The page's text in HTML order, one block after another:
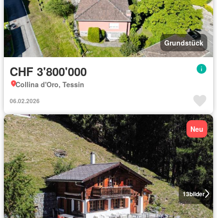
Grundstück
CHF 3'800'000
Collina d'Oro, Tessin
06.02.2026
13bilder
Neu